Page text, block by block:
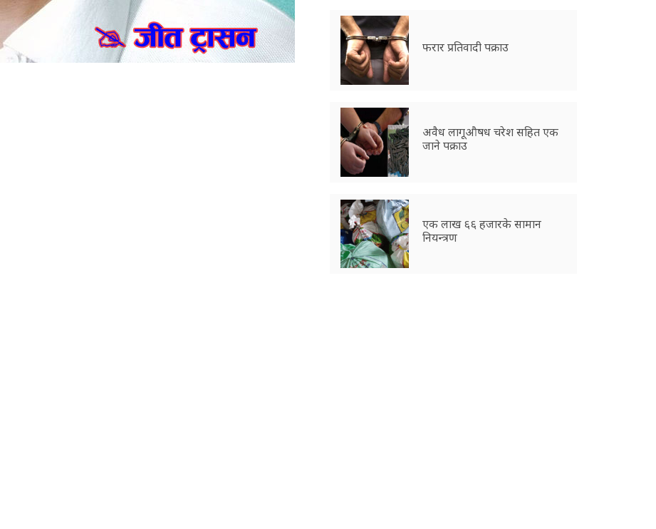
फरार प्रतिवादी पक्राउ
अवैध लागूऔषध चरेश सहित एक
जाने पक्राउ
एक लाख ६६ हजारके सामान
नियन्त्रण